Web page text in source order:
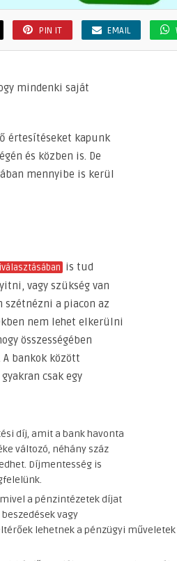
PIN IT EMAIL
mindenki saját
értesítéseket kapunk
és közben is. De
mennyibe is kerül
is tud
vagy szükség van
szétnézni a piacon az
nem lehet elkerülni
összességében
bankok között
csak egy
díj, amit a bank havonta
változó, néhány száz
Díjmentesség is
a pénzintézetek díjat
vagy
lehetnek a pénzügyi